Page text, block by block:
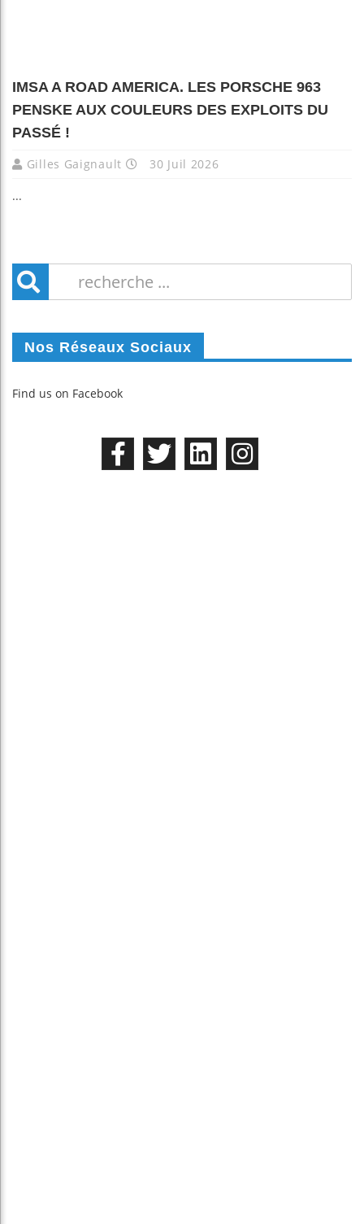
IMSA A ROAD AMERICA. LES PORSCHE 963
PENSKE AUX COULEURS DES EXPLOITS DU
PASSÉ !
Gilles Gaignault 30 Juil 2026
...
Nos Réseaux Sociaux
Find us on Facebook